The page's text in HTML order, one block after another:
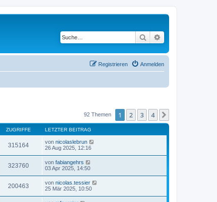
Suche
Anmelden
Registrieren
92 Themen 1 2 3 4
ZUGRIFFE LETZTER BEITRAG
315164 von nicolaslebrun
26 Aug 2025, 12:16
323760 von fabiangehrs
03 Apr 2025, 14:50
200463 von nicolas.tessier
25 Mär 2025, 10:50